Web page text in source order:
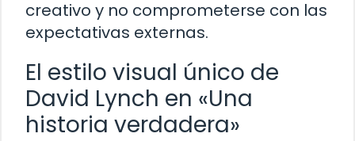
creativo y no comprometerse con las
expectativas externas.
El estilo visual único de
David Lynch en «Una
historia verdadera»